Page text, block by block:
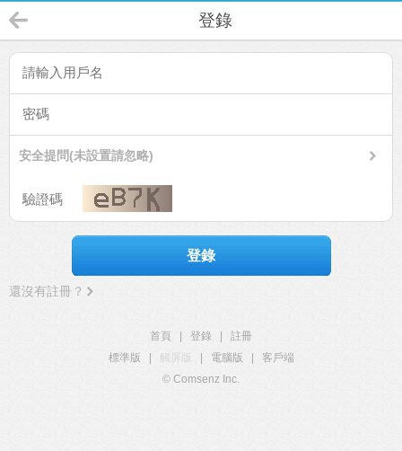
登錄
安全提問(未設置請忽略)
登錄
還沒有註冊？
首頁 登錄
註冊
標準版
觸屏版 電腦版
客戶端
© Comsenz Inc.